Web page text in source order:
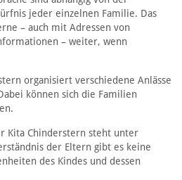
jeder einzelnen Familie. Das
– auch mit Adressen von
– weiter, wenn
organisiert verschiedene Anlässe
können sich die Familien
Kita Chinderstern steht unter
der Eltern gibt es keine
des Kindes und dessen